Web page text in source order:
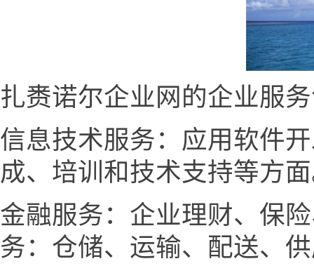
扎赉诺尔企业网的企业服
信息技术服务：应用软件
成、培训和技术支持等方
金融服务：企业理财、保
务：仓储、运输、配送、